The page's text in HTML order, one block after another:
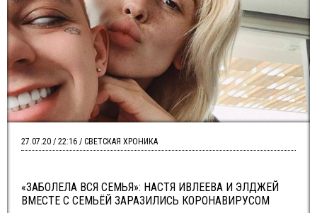
«ЗАБОЛЕЛА ВСЯ СЕМЬЯ»: НАСТЯ ИВЛЕЕВА И ЭЛДЖЕЙ
ВМЕСТЕ С СЕМЬЁЙ ЗАРАЗИЛИСЬ КОРОНАВИРУСОМ
27.07.20 / 22:16 / СВЕТСКАЯ ХРОНИКА